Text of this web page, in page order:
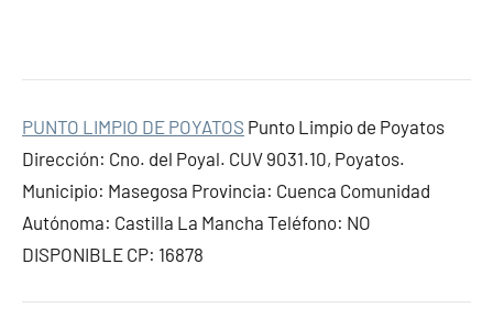
PUNTO LIMPIO DE POYATOS Punto Limpio de Poyatos
Dirección: Cno. del Poyal. CUV 9031.10, Poyatos.
Municipio: Masegosa Provincia: Cuenca Comunidad
Autónoma: Castilla La Mancha Teléfono: NO
DISPONIBLE CP: 16878